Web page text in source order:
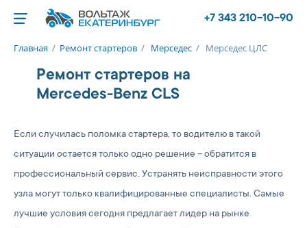
+7 343 210-10-90
Главная / Ремонт стартеров / Мерседес / Мерседес ЦЛС
Ремонт стартеров на
Mercedes-Benz CLS
Если случилась поломка стартера, то водителю в такой
ситуации остается только одно решение – обратится в
профессиональный сервис. Устранять неисправности этого
узла могут только квалифицированные специалисты. Самые
лучшие условия сегодня предлагает лидер на рынке